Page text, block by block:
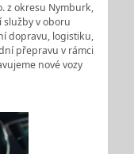
z okresu Nymburk,
služby v oboru
dopravu, logistiku,
přepravu v rámci
nové vozy